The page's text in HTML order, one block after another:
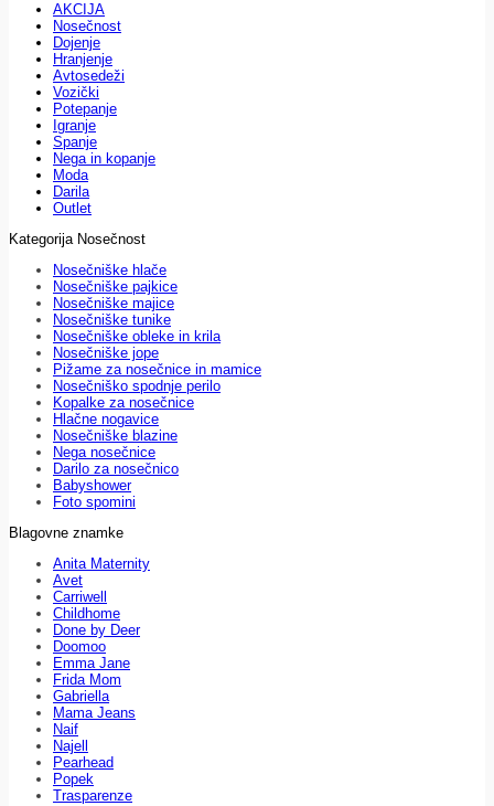
AKCIJA
Nosečnost
Dojenje
Hranjenje
Avtosedeži
Vozički
Potepanje
Igranje
Spanje
Nega in kopanje
Moda
Darila
Outlet
Kategorija Nosečnost
Nosečniške hlače
Nosečniške pajkice
Nosečniške majice
Nosečniške tunike
Nosečniške obleke in krila
Nosečniške jope
Pižame za nosečnice in mamice
Nosečniško spodnje perilo
Kopalke za nosečnice
Hlačne nogavice
Nosečniške blazine
Nega nosečnice
Darilo za nosečnico
Babyshower
Foto spomini
Blagovne znamke
Anita Maternity
Avet
Carriwell
Childhome
Done by Deer
Doomoo
Emma Jane
Frida Mom
Gabriella
Mama Jeans
Naif
Najell
Pearhead
Popek
Trasparenze